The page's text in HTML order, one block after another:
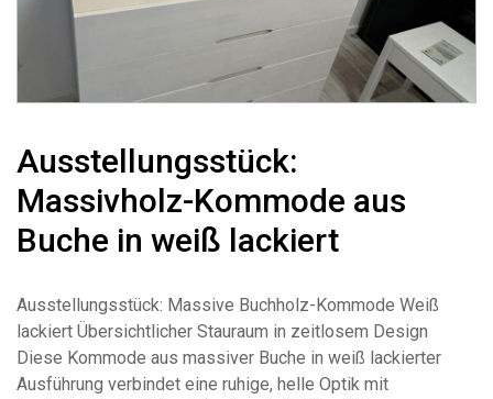
Ausstellungsstück:
Massivholz-Kommode aus
Buche in weiß lackiert
Ausstellungsstück: Massive Buchholz-Kommode Weiß
lackiert Übersichtlicher Stauraum in zeitlosem Design
Diese Kommode aus massiver Buche in weiß lackierter
Ausführung verbindet eine ruhige, helle Optik mit